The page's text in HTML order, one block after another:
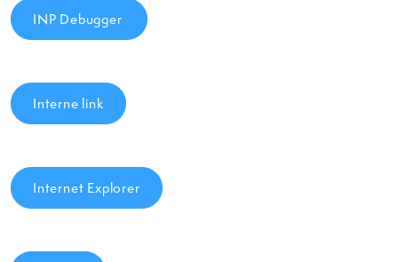
INP Debugger
Interne link
Internet Explorer